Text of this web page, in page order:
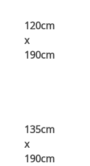
120cm
x
190cm
135cm
x
190cm